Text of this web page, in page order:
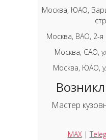
Москва, ЮАО,
Москва, ВАО, 2-я
Москва, САО,
Москва, ЮАО,
Мастер
MAX|